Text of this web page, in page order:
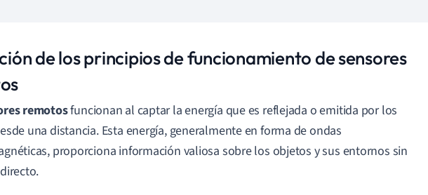
de los principios de funcionamiento de sensores
remotosfuncionan al captar la energía que es reflejada o emitida por los
una distancia. Esta energía, generalmente en forma de ondas
proporciona información valiosa sobre los objetos y sus entornos sin